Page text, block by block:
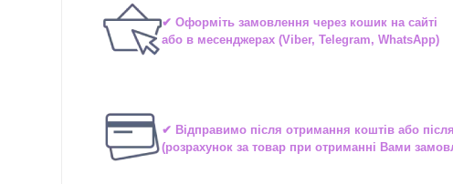
✔ Оформіть замовлення через кошик на сайті
або в месенджерах (Viber, Telegram, WhatsApp)
✔ Відправимо після отримання коштів або
(розрахунок за товар при отриманні Вами